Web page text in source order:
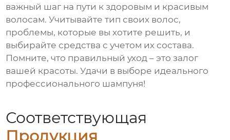
важный шаг на пути к здоровым и красивым
волосам. Учитывайте тип своих волос,
проблемы, которые вы хотите решить, и
выбирайте средства с учетом их состава.
Помните, что правильный уход – это залог
вашей красоты. Удачи в выборе идеального
профессионального шампуня!
Соответствующая
Продукция